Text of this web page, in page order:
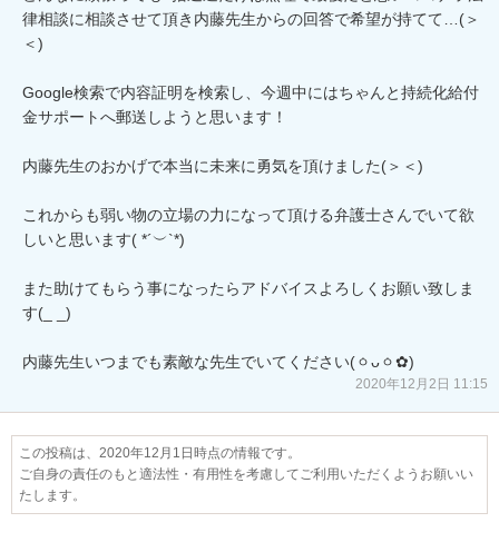
律相談に相談させて頂き内藤先生からの回答で希望が持てて…(＞
＜)
Google検索で内容証明を検索し、今週中にはちゃんと持続化給付
金サポートへ郵送しようと思います！
内藤先生のおかげで本当に未来に勇気を頂けました(＞＜)
これからも弱い物の立場の力になって頂ける弁護士さんでいて欲
しいと思います( *´︶`*)
また助けてもらう事になったらアドバイスよろしくお願い致しま
す(_ _)
2020年12月2日 11:15
この投稿は、2020年12月1日時点の情報です。
ご自身の責任のもと適法性・有用性を考慮してご利用いただくようお願いい
たします。